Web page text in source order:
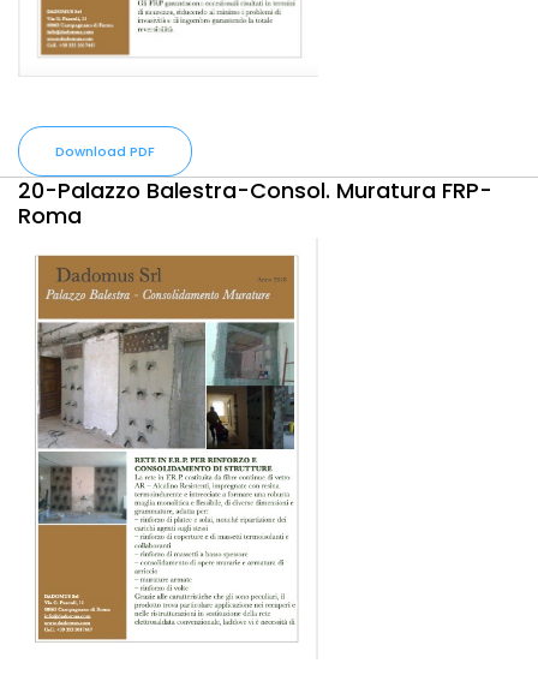
Download PDF
20-Palazzo Balestra-Consol. Muratura FRP-
Roma